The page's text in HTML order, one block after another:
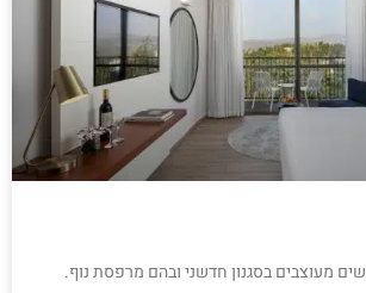
מעוצבים בסגנון חדשני ובהם מרפסת נוף.